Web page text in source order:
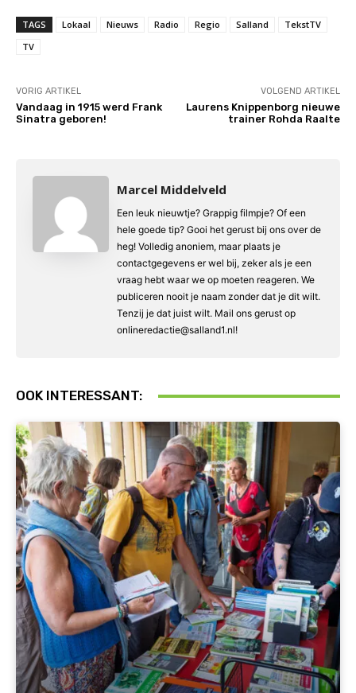
TAGS Lokaal Nieuws Radio Regio Salland
TekstTV
TV
VORIG ARTIKEL
Vandaag in 1915 werd Frank
Sinatra geboren!
VOLGEND ARTIKEL
Laurens Knippenborg nieuwe
trainer Rohda Raalte
Marcel Middelveld
Een leuk nieuwtje? Grappig filmpje? Of een
hele goede tip? Gooi het gerust bij ons over de
heg! Volledig anoniem, maar plaats je
contactgegevens er wel bij, zeker als je een
vraag hebt waar we op moeten reageren. We
publiceren nooit je naam zonder dat je dit wilt.
Tenzij je dat juist wilt. Mail ons gerust op
onlineredactie@salland1.nl!
OOK INTERESSANT: